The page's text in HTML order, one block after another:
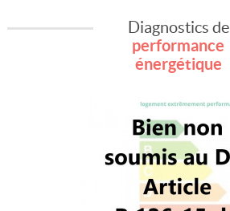
Diagnostics de
performance
énergétique